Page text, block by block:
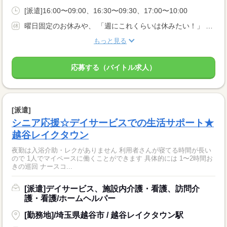
[派遣]16:00〜09:00、16:30〜09:30、17:00〜10:00
もっと見る
応募する（バイトル求人）
[派遣]
シニア応援☆デイサービスでの生活サポート★
越谷レイクタウン
夜勤は入浴介助・レクがありません 利用者さんが寝てる時間が長い
ので 1人でマイペースに働くことができます 具体的には 1〜2時間お
きの巡回 ナースコ...
[派遣]デイサービス、施設内介護・看護、訪問介
護・看護/ホームヘルパー
[勤務地]/埼玉県越谷市 / 越谷レイクタウン駅